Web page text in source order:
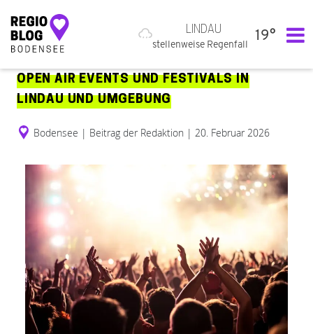
Hauptnavigation
LINDAU
stellenweise Regenfall
19°
OPEN AIR EVENTS UND FESTIVALS IN
LINDAU UND UMGEBUNG
Bodensee | Beitrag der Redaktion | 20. Februar 2026